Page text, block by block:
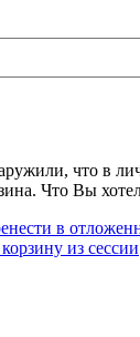
что в
Что Вы
в
из сессии